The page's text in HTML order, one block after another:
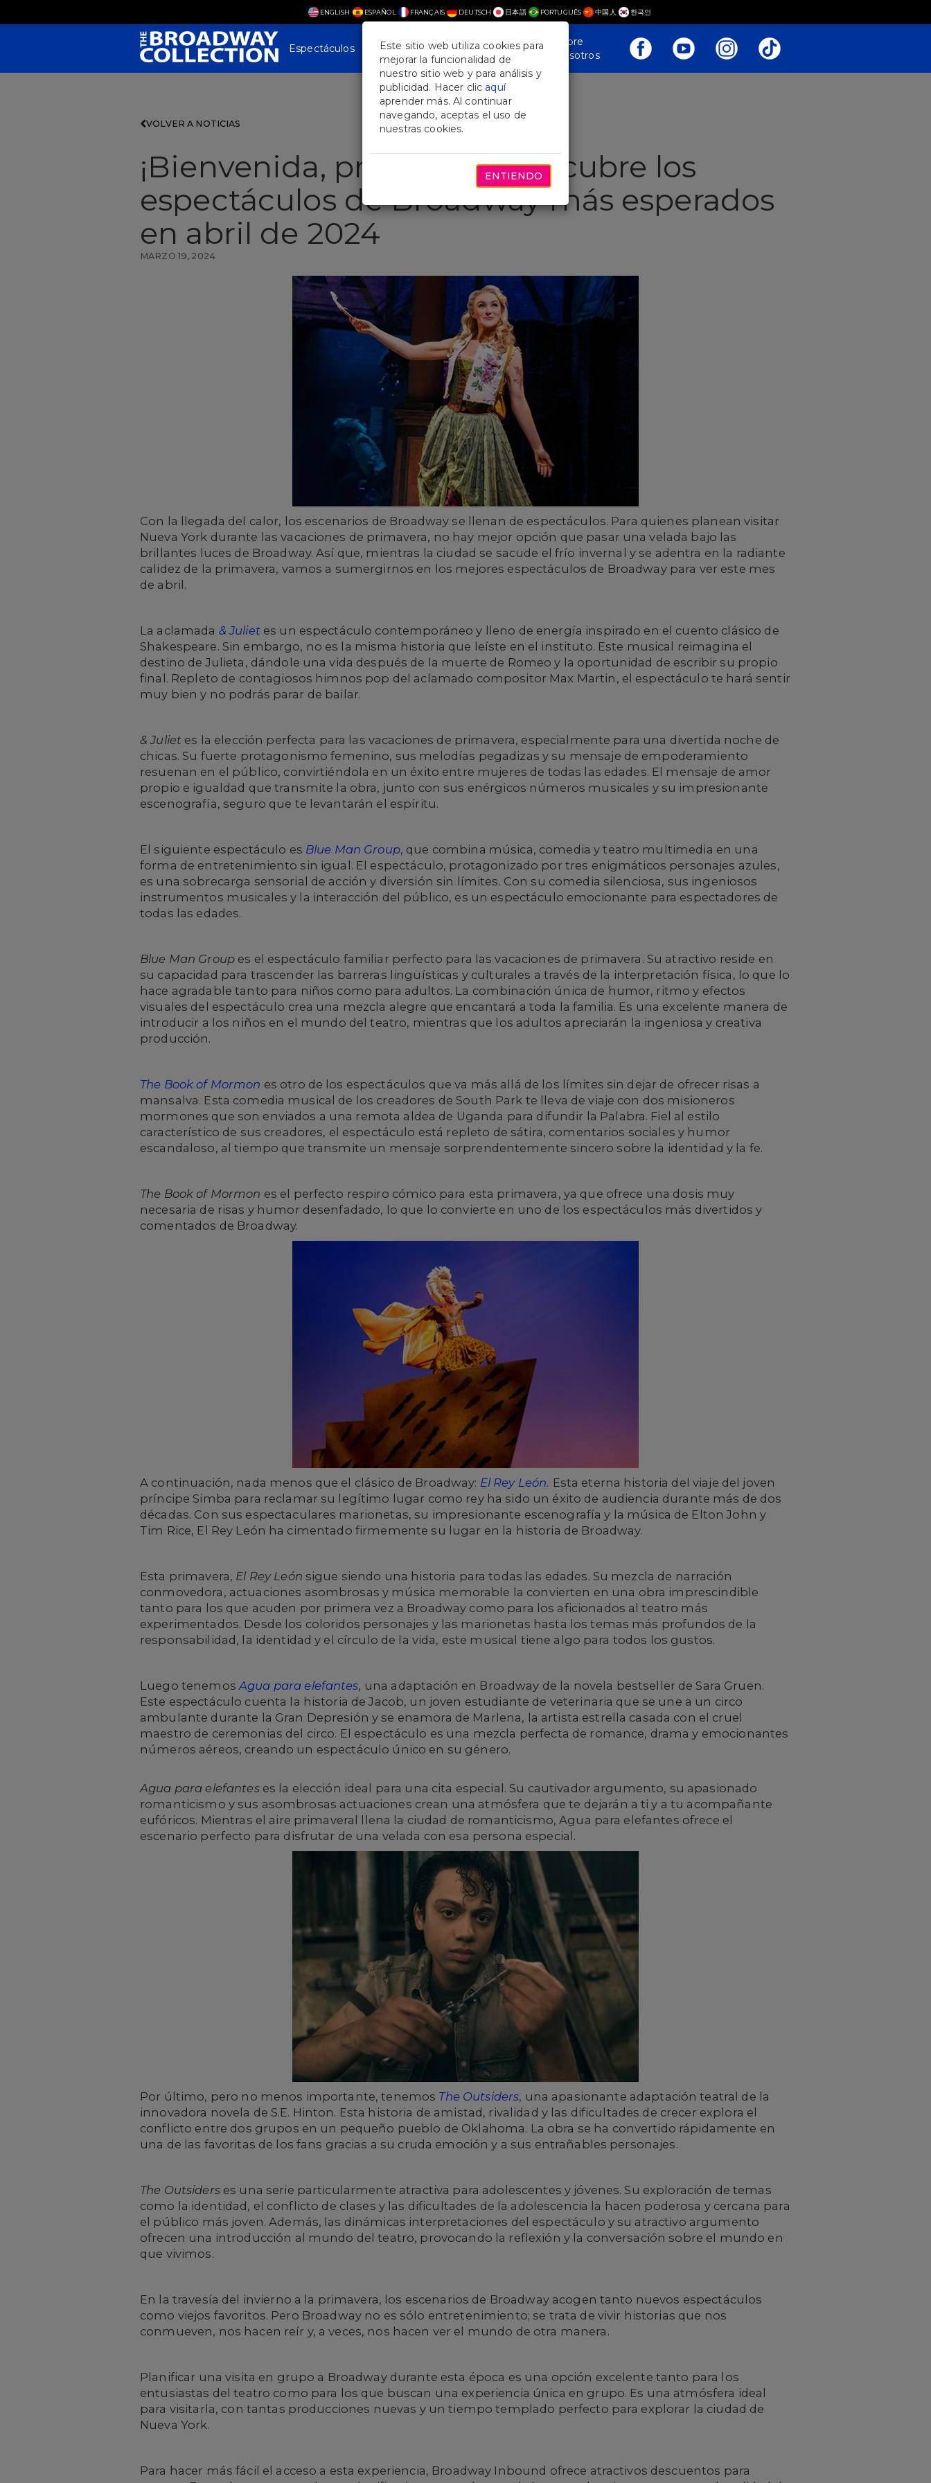
ENGLISH ESPAÑOL FRANÇAIS DEUTSCH 日本語 PORTUGUÊS 中国人 한국인
Espectáculos
Plan Your
Visit
Noticias y
Características
Sobre
Nosotros
VOLVER A NOTICIAS
¡Bienvenida, primavera! Descubre los
espectáculos de Broadway más esperados
en abril de 2024
MARZO 19, 2024
Con la llegada del calor, los escenarios de Broadway se llenan de espectáculos. Para quienes planean visitar
Nueva York durante las vacaciones de primavera, no hay mejor opción que pasar una velada bajo las
brillantes luces de Broadway. Así que, mientras la ciudad se sacude el frío invernal y se adentra en la radiante
calidez de la primavera, vamos a sumergirnos en los mejores espectáculos de Broadway para ver este mes
de abril.
La aclamada & Julietes un espectáculo contemporáneo y lleno de energía inspirado en el cuento clásico de
Shakespeare. Sin embargo, no es la misma historia que leíste en el instituto. Este musical reimagina el
destino de Julieta, dándole una vida después de la muerte de Romeo y la oportunidad de escribir su propio
final. Repleto de contagiosos himnos pop del aclamado compositor Max Martin, el espectáculo te hará sentir
muy bien y no podrás parar de bailar.
& Juliet es la elección perfecta para las vacaciones de primavera, especialmente para una divertida noche de
chicas. Su fuerte protagonismo femenino, sus melodías pegadizas y su mensaje de empoderamiento
resuenan en el público, convirtiéndola en un éxito entre mujeres de todas las edades. El mensaje de amor
propio e igualdad que transmite la obra, junto con sus enérgicos números musicales y su impresionante
escenografía, seguro que te levantarán el espíritu.
El siguiente espectáculo es Blue Man Group, que combina música, comedia y teatro multimedia en una
forma de entretenimiento sin igual. El espectáculo, protagonizado por tres enigmáticos personajes azules,
es una sobrecarga sensorial de acción y diversión sin límites. Con su comedia silenciosa, sus ingeniosos
instrumentos musicales y la interacción del público, es un espectáculo emocionante para espectadores de
todas las edades.
Blue Man Groupes el espectáculo familiar perfecto para las vacaciones de primavera. Su atractivo reside en
su capacidad para trascender las barreras lingüísticas y culturales a través de la interpretación física, lo que lo
hace agradable tanto para niños como para adultos. La combinación única de humor, ritmo y efectos
visuales del espectáculo crea una mezcla alegre que encantará a toda la familia. Es una excelente manera de
introducir a los niños en el mundo del teatro, mientras que los adultos apreciarán la ingeniosa y creativa
producción.
The Book of Mormon es otro de los espectáculos que va más allá de los límites sin dejar de ofrecer risas a
mansalva. Esta comedia musical de los creadores de South Park te lleva de viaje con dos misioneros
mormones que son enviados a una remota aldea de Uganda para difundir la Palabra. Fiel al estilo
característico de sus creadores, el espectáculo está repleto de sátira, comentarios sociales y humor
escandaloso, al tiempo que transmite un mensaje sorprendentemente sincero sobre la identidad y la fe.
The Book of Mormon es el perfecto respiro cómico para esta primavera, ya que ofrece una dosis muy
necesaria de risas y humor desenfadado, lo que lo convierte en uno de los espectáculos más divertidos y
comentados de Broadway.
A continuación, nada menos que el clásico de Broadway: El Rey León. Esta eterna historia del viaje del joven
príncipe Simba para reclamar su legítimo lugar como rey ha sido un éxito de audiencia durante más de dos
décadas. Con sus espectaculares marionetas, su impresionante escenografía y la música de Elton John y
Tim Rice, El Rey León ha cimentado firmemente su lugar en la historia de Broadway.
Esta primavera, El Rey León sigue siendo una historia para todas las edades. Su mezcla de narración
conmovedora, actuaciones asombrosas y música memorable la convierten en una obra imprescindible
tanto para los que acuden por primera vez a Broadway como para los aficionados al teatro más
experimentados. Desde los coloridos personajes y las marionetas hasta los temas más profundos de la
responsabilidad, la identidad y el círculo de la vida, este musical tiene algo para todos los gustos.
Luego tenemosAgua para elefantes, una adaptación en Broadway de la novela bestseller de Sara Gruen.
Este espectáculo cuenta la historia de Jacob, un joven estudiante de veterinaria que se une a un circo
ambulante durante la Gran Depresión y se enamora de Marlena, la artista estrella casada con el cruel
maestro de ceremonias del circo. El espectáculo es una mezcla perfecta de romance, drama y emocionantes
números aéreos, creando un espectáculo único en su género.
Agua para elefanteses la elección ideal para una cita especial. Su cautivador argumento, su apasionado
romanticismo y sus asombrosas actuaciones crean una atmósfera que te dejarán a ti y a tu acompañante
eufóricos. Mientras el aire primaveral llena la ciudad de romanticismo, Agua para elefantes ofrece el
escenario perfecto para disfrutar de una velada con esa persona especial.
Por último, pero no menos importante, tenemos The Outsiders, una apasionante adaptación teatral de la
innovadora novela de S.E. Hinton. Esta historia de amistad, rivalidad y las dificultades de crecer explora el
conflicto entre dos grupos en un pequeño pueblo de Oklahoma. La obra se ha convertido rápidamente en
una de las favoritas de los fans gracias a su cruda emoción y a sus entrañables personajes.
The Outsiderses una serie particularmente atractiva para adolescentes y jóvenes. Su exploración de temas
como la identidad, el conflicto de clases y las dificultades de la adolescencia la hacen poderosa y cercana para
el público más joven. Además, las dinámicas interpretaciones del espectáculo y su atractivo argumento
ofrecen una introducción al mundo del teatro, provocando la reflexión y la conversación sobre el mundo en
que vivimos.
En la travesía del invierno a la primavera, los escenarios de Broadway acogen tanto nuevos espectáculos
como viejos favoritos. Pero Broadway no es sólo entretenimiento; se trata de vivir historias que nos
conmueven, nos hacen reír y, a veces, nos hacen ver el mundo de otra manera.
Planificar una visita en grupo a Broadway durante esta época es una opción excelente tanto para los
entusiastas del teatro como para los que buscan una experiencia única en grupo. Es una atmósfera ideal
para visitarla, con tantas producciones nuevas y un tiempo templado perfecto para explorar la ciudad de
Nueva York.
Para hacer más fácil el acceso a esta experiencia, Broadway Inbound ofrece atractivos descuentos para
Este sitio web utiliza cookies para
mejorar la funcionalidad de
nuestro sitio web y para análisis y
publicidad. Hacer clic aquí
aprender más. Al continuar
navegando, aceptas el uso de
nuestras cookies.
ENTIENDO